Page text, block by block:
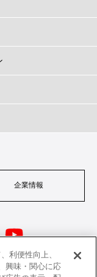
企業情報
利便性向上、
興味・関心に応